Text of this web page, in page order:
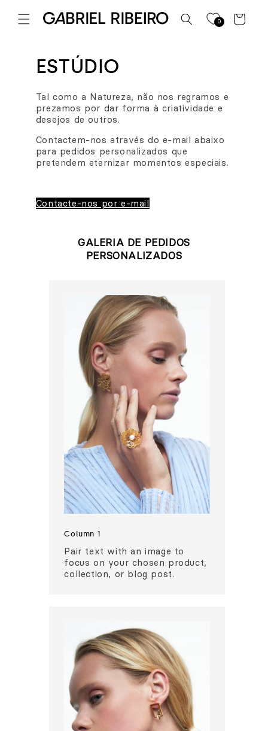
para o
conteúdo
0Carrinho
ESTÚDIO
Tal como a Natureza, não nos regramos e
prezamos por dar forma à criatividade e
desejos de outros.
Contactem-nos através do e-mail abaixo
para pedidos personalizados que
pretendem eternizar momentos especiais.
Contacte-nos por e-mail
GALERIA DE PEDIDOS
PERSONALIZADOS
Column 1
Pair text with an image to
focus on your chosen product,
collection, or blog post.